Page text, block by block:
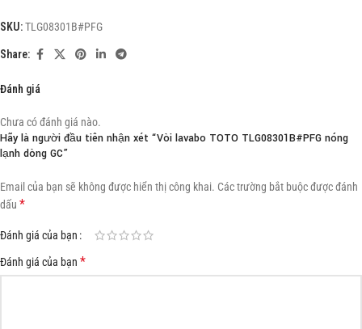
SKU:TLG08301B#PFG
Share:
Đánh giá
Chưa có đánh giá nào.
Hãy là người đầu tiên nhận xét “Vòi lavabo TOTO TLG08301B#PFG nóng
lạnh dòng GC”
Email của bạn sẽ không được hiển thị công khai. Các trường bắt buộc được đánh
dấu *
Đánh giá của bạn
Đánh giá của bạn *